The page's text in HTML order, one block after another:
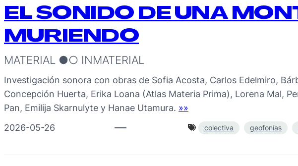
EL SONIDO DE UNA
MURIENDO
MATERIAL ●○ INMATERIAL
Investigación sonora con obras de Sofia Acosta, Carlos Edelmiro,
Concepción Huerta, Erika Loana (Atlas Materia Prima), Lorena Mal,
Pan, Emilija Skarnulyte y Hanae Utamura. »»
2026-05-26
colectiva geofonías